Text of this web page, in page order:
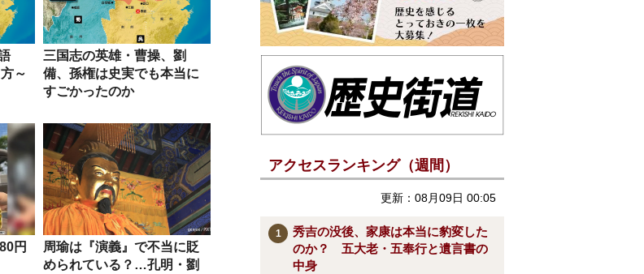
～
三国志の英雄・曹操、劉
備、孫権は史実でも本当に
すごかったのか
円
周瑜は『演義』で不当に貶
められている？…孔明・劉
アクセスランキング（週間）
更新：08月09日 00:05
秀吉の没後、家康は本当に豹変した
のか？ 五大老・五奉行と遺言書の
中身